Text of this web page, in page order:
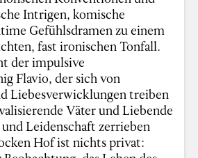
Intrigen, komische
Gefühlsdramen zu einem
fast ironischen Tonfall.
der impulsive
Flavio, der sich von
Liebesverwicklungen treiben
Väter und Liebende
Leidenschaft zerrieben
Hof ist nichts privat: